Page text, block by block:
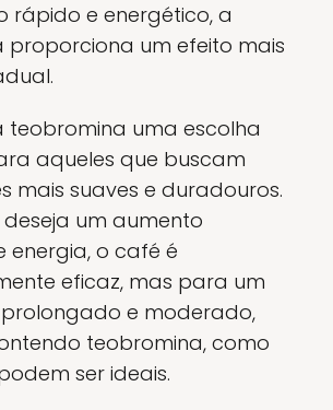
rápido e energético, a
proporciona um efeito mais
teobromina uma escolha
aqueles que buscam
mais suaves e duradouros.
um aumento
energia, o café é
eficaz, mas para um
e moderado,
teobromina, como
ser ideais.